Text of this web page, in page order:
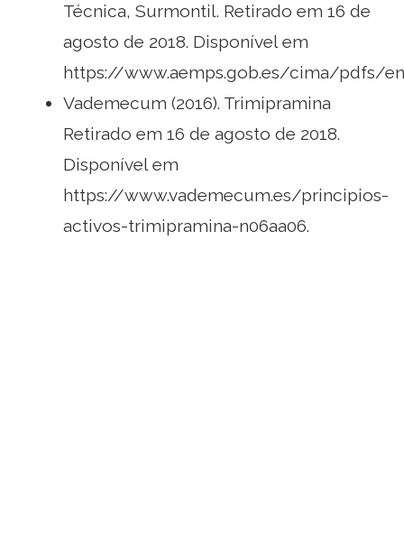
Técnica, Surmontil. Retirado em 16 de
agosto de 2018. Disponível em
https://www.aemps.gob.es/cima/pdfs/
Vademecum (2016). Trimipramina
Retirado em 16 de agosto de 2018.
Disponível em
https://www.vademecum.es/principios-
activos-trimipramina-n06aa06.